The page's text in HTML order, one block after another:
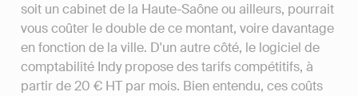
soit un cabinet de la Haute-Saône ou ailleurs, pourrait
vous coûter le double de ce montant, voire davantage
en fonction de la ville. D'un autre côté, le logiciel de
comptabilité Indy propose des tarifs compétitifs, à
partir de 20 € HT par mois. Bien entendu, ces coûts